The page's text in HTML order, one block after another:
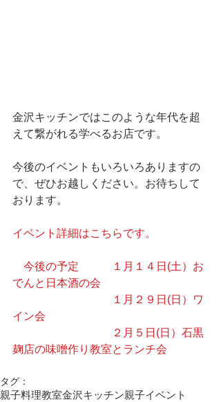
金沢キッチンではこのような年代を超
えて繋がれる学べるお店です。
今後のイベントもいろいろありますの
で、ぜひお越しください。お待ちして
おります。
イベント詳細はこちらです。
今後の予定　　　１月１４日(土）お
でんと日本酒の会
１月２９日(日）ワ
イン会
２月５日(日）石黒
麹店の味噌作り教室とランチ会
タグ：
親子料理教室金沢キッチン親子イベント